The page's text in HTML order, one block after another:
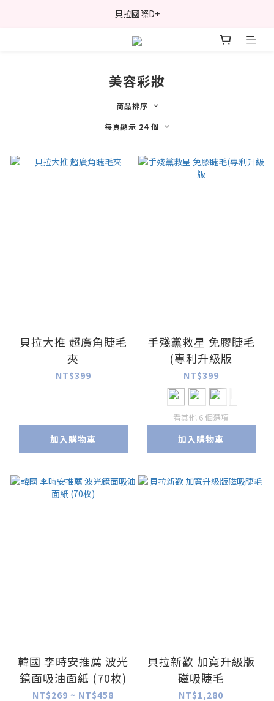
貝拉國際D+
美容彩妝
商品排序
每頁顯示 24 個
貝拉大推 超廣角睫毛
夾
NT$399
加入購物車
手殘黨救星 免膠睫毛
(專利升級版
NT$399
看其他 6 個選項
加入購物車
韓國 李時安推薦 波光
鏡面吸油面紙 (70枚)
NT$269 ~ NT$458
貝拉新歡 加寬升級版
磁吸睫毛
NT$1,280